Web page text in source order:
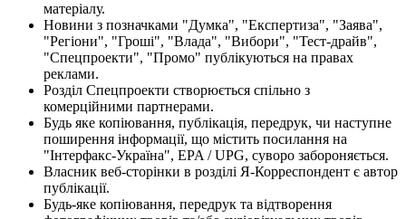
матеріалу.
Новини з позначками "Думка", "Експертиза", "Заява",
"Регіони", "Гроші", "Влада", "Вибори", "Тест-драйв",
"Спецпроекти", "Промо" публікуються на правах
реклами.
Розділ Спецпроекти створюється спільно з
комерційними партнерами.
Будь яке копіювання, публікація, передрук, чи наступне
поширення інформації, що містить посилання на
"Інтерфакс-Україна", EPA / UPG, суворо забороняється.
Власник веб-сторінки в розділі Я-Корреспондент є автор
публікації.
Будь-яке копіювання, передрук та відтворення